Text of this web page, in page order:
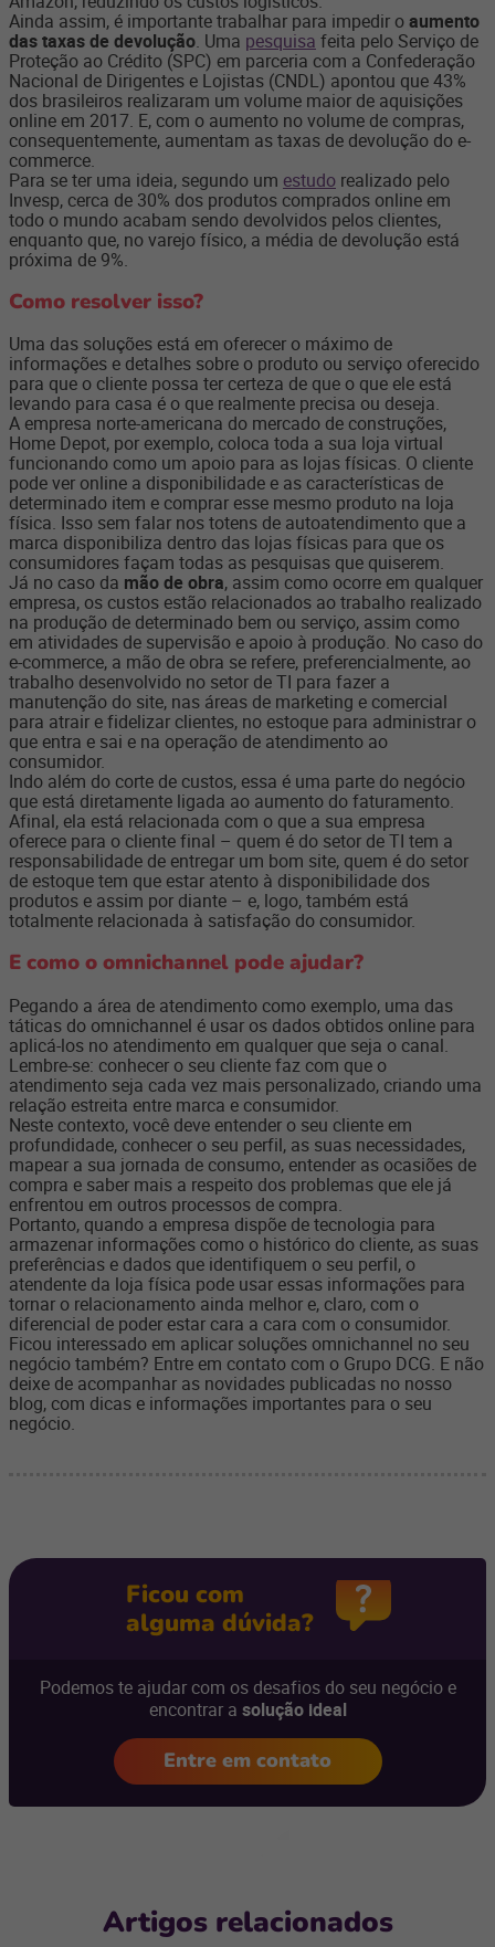
Ainda assim, é importante trabalhar para impedir oaumento
das taxas de devolução. Uma pesquisa feita pelo Serviço de
Proteção ao Crédito (SPC) em parceria com a Confederação
Nacional de Dirigentes e Lojistas (CNDL) apontou que 43%
dos brasileiros realizaram um volume maior de aquisições
online em 2017. E, com o aumento no volume de compras,
consequentemente, aumentam as taxas de devolução do e-
commerce.
Para se ter uma ideia, segundo um estudo realizado pelo
Invesp, cerca de 30% dos produtos comprados online em
todo o mundo acabam sendo devolvidos pelos clientes,
enquanto que, no varejo físico, a média de devolução está
próxima de 9%.
Como resolver isso?
Uma das soluções está em oferecer o máximo de
informações e detalhes sobre o produto ou serviço oferecido
para que o cliente possa ter certeza de que o que ele está
levando para casa é o que realmente precisa ou deseja.
A empresa norte-americana do mercado de construções,
Home Depot, por exemplo, coloca toda a sua loja virtual
funcionando como um apoio para as lojas físicas. O cliente
pode ver online a disponibilidade e as características de
determinado item e comprar esse mesmo produto na loja
física. Isso sem falar nos totens de autoatendimento que a
marca disponibiliza dentro das lojas físicas para que os
consumidores façam todas as pesquisas que quiserem.
Já no caso da mão de obra, assim como ocorre em qualquer
empresa, os custos estão relacionados ao trabalho realizado
na produção de determinado bem ou serviço, assim como
em atividades de supervisão e apoio à produção. No caso do
e-commerce, a mão de obra se refere, preferencialmente, ao
trabalho desenvolvido no setor de TI para fazer a
manutenção do site, nas áreas de marketing e comercial
para atrair e fidelizar clientes, no estoque para administrar o
que entra e sai e na operação de atendimento ao
consumidor.
Indo além do corte de custos, essa é uma parte do negócio
que está diretamente ligada ao aumento do faturamento.
Afinal, ela está relacionada com o que a sua empresa
oferece para o cliente final – quem é do setor de TI tem a
responsabilidade de entregar um bom site, quem é do setor
de estoque tem que estar atento à disponibilidade dos
produtos e assim por diante – e, logo, também está
totalmente relacionada à satisfação do consumidor.
E como o omnichannel pode ajudar?
Pegando a área de atendimento como exemplo, uma das
táticas do omnichannel é usar os dados obtidos online para
aplicá-los no atendimento em qualquer que seja o canal.
Lembre-se: conhecer o seu cliente faz com que o
atendimento seja cada vez mais personalizado, criando uma
relação estreita entre marca e consumidor.
Neste contexto, você deve entender o seu cliente em
profundidade, conhecer o seu perfil, as suas necessidades,
mapear a sua jornada de consumo, entender as ocasiões de
compra e saber mais a respeito dos problemas que ele já
enfrentou em outros processos de compra.
Portanto, quando a empresa dispõe de tecnologia para
armazenar informações como o histórico do cliente, as suas
preferências e dados que identifiquem o seu perfil, o
atendente da loja física pode usar essas informações para
tornar o relacionamento ainda melhor e, claro, com o
diferencial de poder estar cara a cara com o consumidor.
Ficou interessado em aplicar soluções omnichannel no seu
negócio também? Entre em contato com o Grupo DCG. E não
deixe de acompanhar as novidades publicadas no nosso
blog, com dicas e informações importantes para o seu
negócio.
Ficou com
alguma dúvida?
Podemos te ajudar com os desafios do seu negócio e
encontrar a solução ideal
Entre em contato
Artigos relacionados